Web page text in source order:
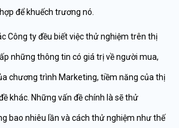
để khuếch trương nó.
Công ty đều biết việc thử nghiệm trên thị
những thông tin có giá trị về người mua,
chương trình Marketing, tiềm năng của thị
khác. Những vấn đề chính là sẽ thử
bao nhiêu lần và cách thử nghiệm như thế